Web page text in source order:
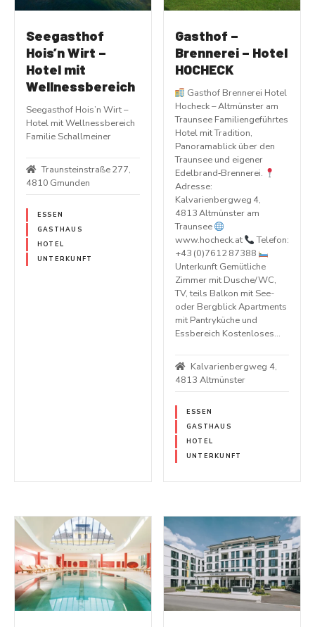
Seegasthof
Hois’n Wirt –
Hotel mit
Wellnessbereich
Seegasthof Hois’n Wirt –
Hotel mit Wellnessbereich
Familie Schallmeiner
Traunsteinstraße 277,
4810 Gmunden
ESSEN
GASTHAUS
HOTEL
UNTERKUNFT
Gasthof –
Brennerei – Hotel
HOCHECK
Gasthof Brennerei Hotel
Hocheck – Altmünster am
Traunsee Familiengeführtes
Hotel mit Tradition,
Panoramablick über den
Traunsee und eigener
Edelbrand‑Brennerei.
Adresse:
Kalvarienbergweg 4,
4813 Altmünster am
Traunsee
www.hocheck.at
Telefon:
+43 (0)7612 87388
Unterkunft Gemütliche
Zimmer mit Dusche/WC,
TV, teils Balkon mit See-
oder Bergblick Apartments
mit Pantryküche und
Essbereich Kostenloses…
Kalvarienbergweg 4,
4813 Altmünster
ESSEN
GASTHAUS
HOTEL
UNTERKUNFT